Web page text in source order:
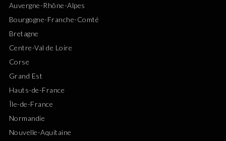
Auvergne-Rhône-Alpes
Bourgogne-Franche-Comté
Bretagne
Centre-Val de Loire
Corse
Grand Est
Hauts-de-France
Île-de-France
Normandie
Nouvelle-Aquitaine